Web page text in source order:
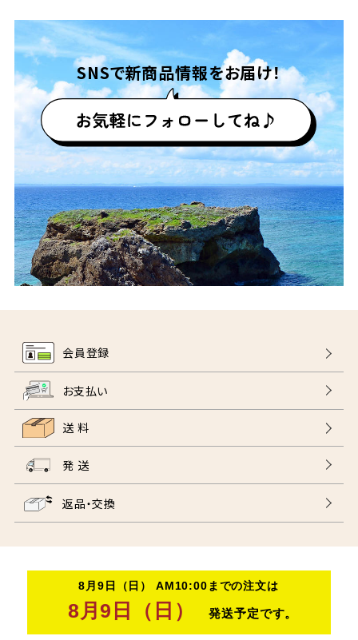
SNSで新商品情報をお届け！
会員登録
お支払い
送 料
発 送
返品・交換